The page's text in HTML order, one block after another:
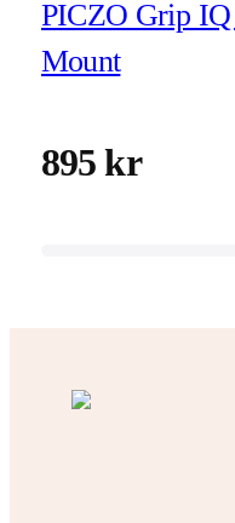
PICZO Grip
Mount
895 kr